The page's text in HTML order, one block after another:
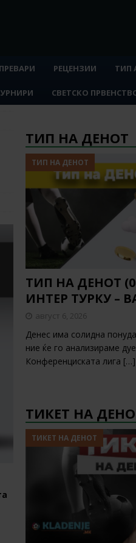
РЕЦЕНЗИИ ТИП
СВЕТСКО
ТИП НА ДЕНОТ
ТИП НА ДЕНОТ
ТИП НА ДЕНОТ
ИНТЕР ТУРКУ –
август 6, 2026
Денес има солидна
ние ќе го анализираме
Конференциската лига […]
ТИКЕТ НА
ТИКЕТ НА ДЕНОТ